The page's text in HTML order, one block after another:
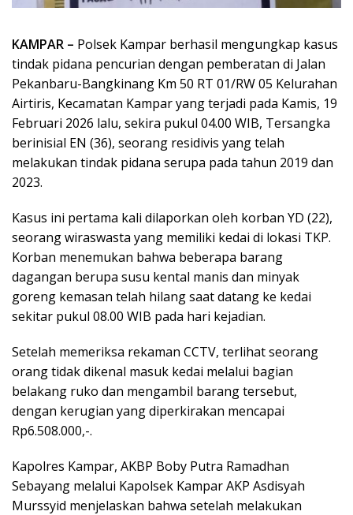
KAMPAR – Polsek Kampar berhasil mengungkap kasus
tindak pidana pencurian dengan pemberatan di Jalan
Pekanbaru-Bangkinang Km 50 RT 01/RW 05 Kelurahan
Airtiris, Kecamatan Kampar yang terjadi pada Kamis, 19
Februari 2026 lalu, sekira pukul 04.00 WIB, Tersangka
berinisial EN (36), seorang residivis yang telah
melakukan tindak pidana serupa pada tahun 2019 dan
2023.
Kasus ini pertama kali dilaporkan oleh korban YD (22),
seorang wiraswasta yang memiliki kedai di lokasi TKP.
Korban menemukan bahwa beberapa barang
dagangan berupa susu kental manis dan minyak
goreng kemasan telah hilang saat datang ke kedai
sekitar pukul 08.00 WIB pada hari kejadian.
Setelah memeriksa rekaman CCTV, terlihat seorang
orang tidak dikenal masuk kedai melalui bagian
belakang ruko dan mengambil barang tersebut,
dengan kerugian yang diperkirakan mencapai
Rp6.508.000,-.
Kapolres Kampar, AKBP Boby Putra Ramadhan
Sebayang melalui Kapolsek Kampar AKP Asdisyah
Murssyid menjelaskan bahwa setelah melakukan